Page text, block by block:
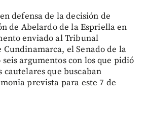
defensa de la decisión de
de Abelardo de la Espriella en
enviado al Tribunal
el Senado de la
argumentos con los que pidió
cautelares que buscaban
prevista para este 7 de